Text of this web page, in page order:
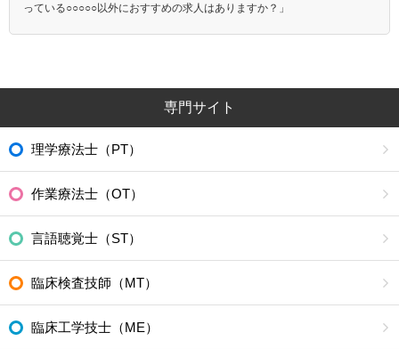
っている○○○○○以外におすすめの求人はありますか？」
専門サイト
理学療法士（PT）
作業療法士（OT）
言語聴覚士（ST）
臨床検査技師（MT）
臨床工学技士（ME）